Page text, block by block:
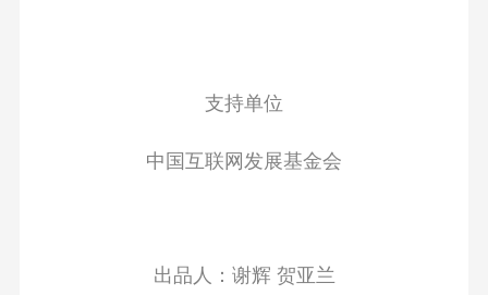
支持单位
中国互联网发展基金会
出品人：谢辉 贺亚兰